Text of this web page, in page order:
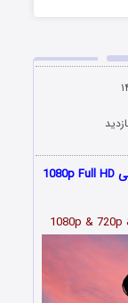
دانلود قسمت هشتم 8 سریال جزیره با کیفیت عالی 1080p Full HD